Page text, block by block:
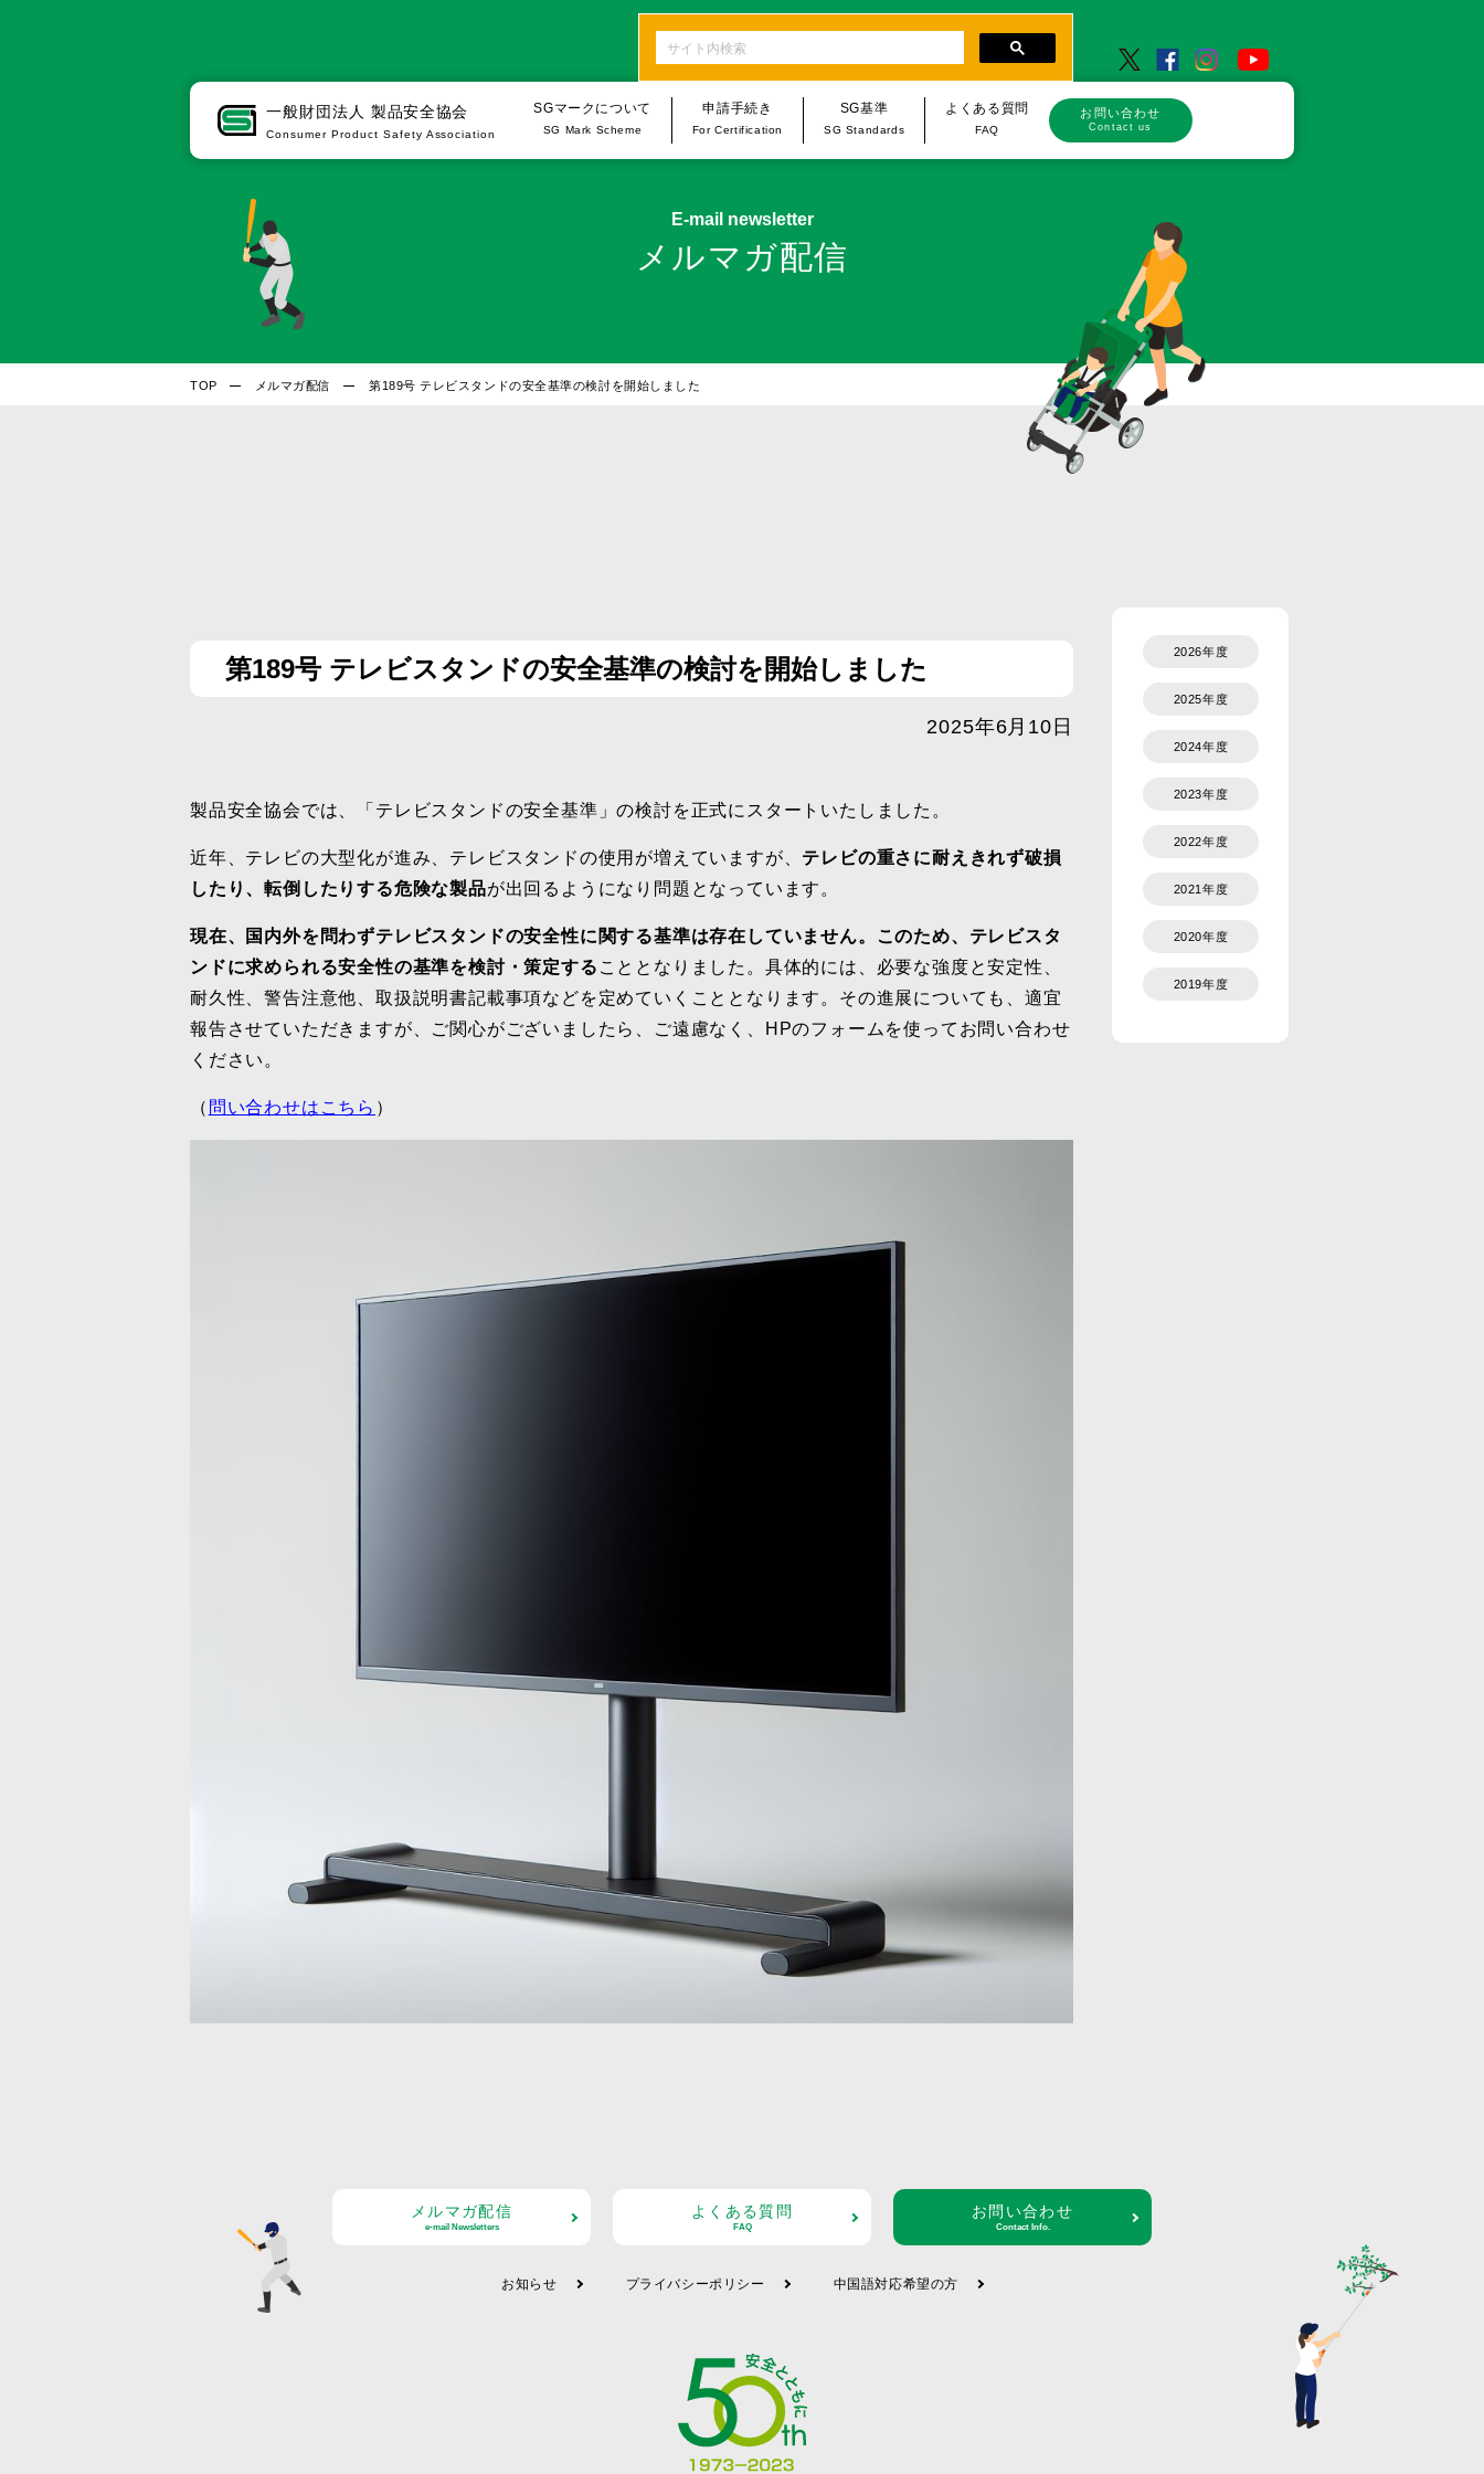
一般財団法人 製品安全協会
Consumer Product Safety Association
SGマークについて
SG Mark Scheme
SGマーク制度・SG基準
申請手続き
For Certification
申請手続き
Procedures for Applications/
Notifications
SG基準
SG Standards
よくある質問
FAQ
お問い合わせ
Contact us
E-mail newsletter
メルマガ配信
TOP メルマガ配信 第189号 テレビスタンドの安全基準の検討を開始しました
第189号 テレビスタンドの安全基準の検討を開始しました
2025年6月10日
製品安全協会では、「テレビスタンドの安全基準」の検討を正式にスタートいたしました。
近年、テレビの大型化が進み、テレビスタンドの使用が増えていますが、 テレビの重さに耐えきれず破損
したり、転倒したりする危険な製品が出回るようになり問題となっています。
現在、国内外を問わずテレビスタンドの安全性に関する基準は存在していません。このため、テレビスタ
ンドに求められる安全性の基準を検討・策定する こととなりました。具体的には、必要な強度と安定性、
耐久性、警告注意他、取扱説明書記載事項などを定めていくこととなります。その進展についても、適宜
報告させていただきますが、ご関心がございましたら、ご遠慮なく、HPのフォームを使ってお問い合わせ
ください。
（ 問い合わせはこちら ）
2026年度
2025年度
2024年度
2023年度
2022年度
2021年度
2020年度
2019年度
メルマガ配信
e-mail Newsletters
よくある質問
FAQ
お問い合わせ
Contact Info.
お知らせ プライバシーポリシー 中国語対応希望の方